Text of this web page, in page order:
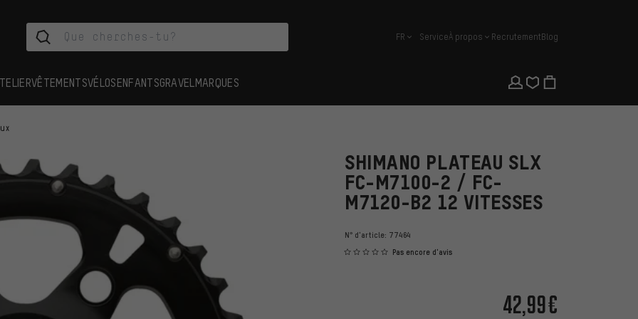
français
FR ServiceÀ propos RecrutementBlog
VÊTEMENTSVÉLOSENFANTSGRAVEL MARQUES
SHIMANO PLATEAU SLX
FC-M7100-2 / FC-
M7120-B2 12 VITESSES
N° d'article: 77464
Pas encore d'avis
42,99€